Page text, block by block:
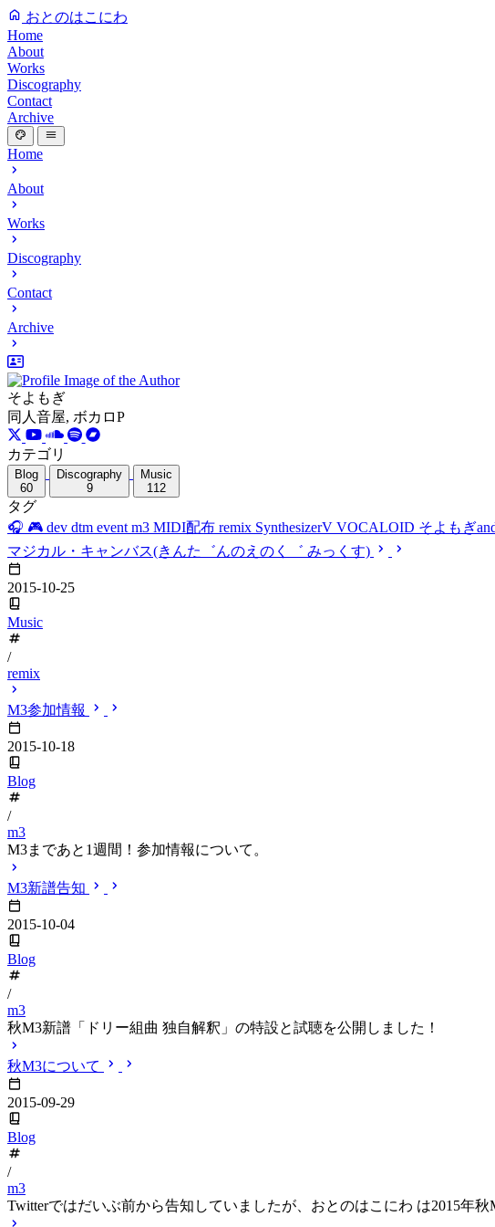
おとのはこにわ
Home
About
Works
Discography
Contact
Archive
Home
About
Works
Discography
Contact
Archive
そよもぎ
同人音屋, ボカロP
カテゴリ
Blog
60
Discography
9
Music
112
タグ
🎧 🎮 dev dtm event m3 MIDI配布 remix SynthesizerV VOCALOID そよもぎ
マジカル・キャンバス(きんた゛んのえのく゛ みっくす)
2015-10-25
Music
/
remix
M3参加情報
2015-10-18
Blog
/
m3
M3まであと1週間！参加情報について。
M3新譜告知
2015-10-04
Blog
/
m3
秋M3新譜「ドリー組曲 独自解釈」の特設と試聴を公開しました！
秋M3について
2015-09-29
Blog
/
m3
Twitterではだいぶ前から告知していましたが、おとのはこにわ は2015年秋